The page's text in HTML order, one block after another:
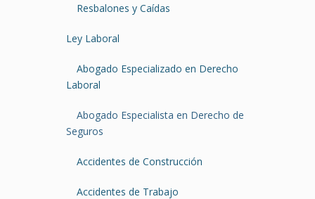
Resbalones y Caídas
Ley Laboral
Abogado Especializado en Derecho
Laboral
Abogado Especialista en Derecho de
Seguros
Accidentes de Construcción
Accidentes de Trabajo